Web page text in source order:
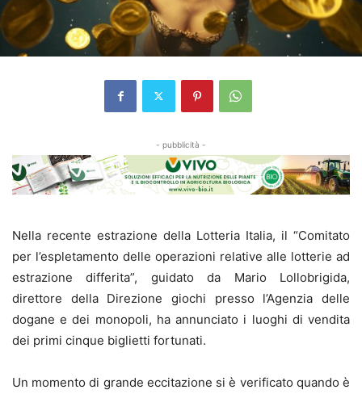
- pubblicità -
Nella recente estrazione della Lotteria Italia, il “Comitato
per l’espletamento delle operazioni relative alle lotterie ad
estrazione differita”, guidato da Mario Lollobrigida,
direttore della Direzione giochi presso l’Agenzia delle
dogane e dei monopoli, ha annunciato i luoghi di vendita
dei primi cinque biglietti fortunati.
Un momento di grande eccitazione si è verificato quando è